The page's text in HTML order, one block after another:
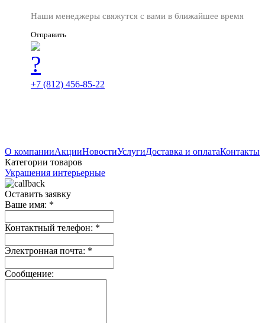
Наши менеджеры свяжутся с вами в ближайшее время
Отправить
+7 (812) 456-85-22
О компанииАкцииНовостиУслугиДоставка и оплатаКонтакты
Категории товаров
Украшения интерьерные
Оставить заявку
Ваше имя: *
Контактный телефон: *
Электронная почта: *
Сообщение: